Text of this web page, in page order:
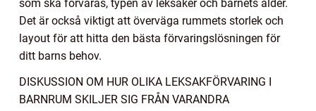
som ska förvaras, typen av leksaker och barnets ålder.
Det är också viktigt att överväga rummets storlek och
layout för att hitta den bästa förvaringslösningen för
ditt barns behov.
DISKUSSION OM HUR OLIKA LEKSAKFÖRVARING I
BARNRUM SKILJER SIG FRÅN VARANDRA